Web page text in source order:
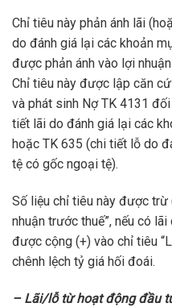
Chỉ tiêu này phản ánh lãi
do đánh giá lại các khoản
được phản ánh vào lợi
Chỉ tiêu này được lập căn
và phát sinh Nợ TK 4131
tiết lãi do đánh giá lại các
hoặc TK 635 (chi tiết lỗ do
tệ có gốc ngoại tệ).
Số liệu chỉ tiêu này được
nhuận trước thuế”, nếu có
được cộng (+) vào chỉ tiêu
chênh lệch tỷ giá hối đoái.
– Lãi/lỗ từ hoạt động đầu